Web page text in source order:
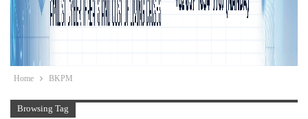
Home BKPM
Browsing Tag